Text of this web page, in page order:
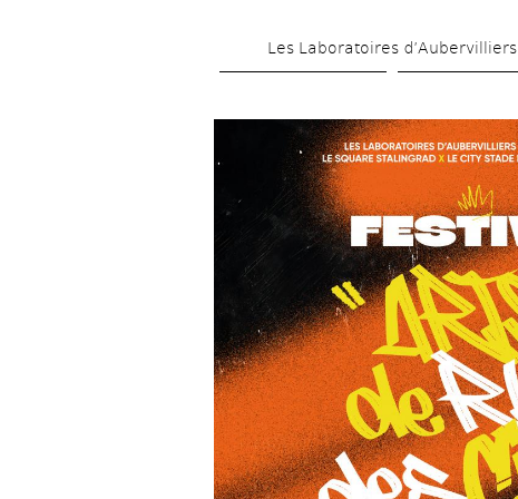
Les Laboratoires d’Aubervilliers